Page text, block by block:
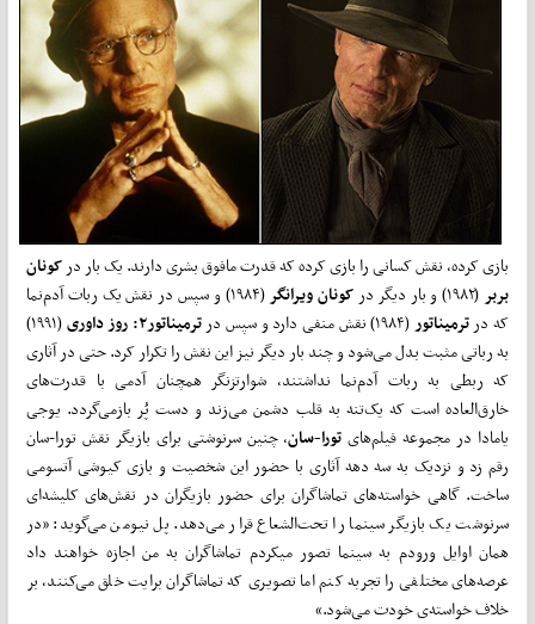
بازی کرده، نقش کسانی را بازی کرده که قدرت مافوق بشری دارند. یک بار در کونان
بربر(۱۹۸۲) و بار دیگر در کونان ویرانگر
(۱۹۸۴) و سپس در نقش یک ربات آدم‌نما
که در ترمیناتور(۱۹۸۴) نقش منفی دارد و سپس در ترمیناتور۲: روز داوری
(۱۹۹۱)
به رباتی مثبت بدل می‌شود و چند بار دیگر نیز این نقش را تکرار کرد. حتی در آثاری
که ربطی به ربات آدم‌نما نداشتند، شوارتزنگر همچنان آدمی با قدرت‌های
خارق‌العاده است که یک‌تنه به قلب دشمن می‌زند و دست پُر بازمی‌گردد. یوجی
یامادا در مجموعه فیلم‌‌هایتورا-سان، چنین سرنوشتی برای بازیگر نقش تورا-سان
رقم زد و نزدیک به سه دهه آثاری با حضور این شخصیت و بازی کیوشی آتسومی
ساخت. گاهی خواسته‌های تماشاگران برای حضور بازیگران در نقش‌های کلیشه‌ای
سرنوشت یک بازیگر سینما را تحت‌الشعاع قرار می‌دهد. پل نیومن می‌گوید: «در
همان اوایل ورودم به سینما تصور می­کردم تماشاگران به من اجازه خواهند داد
عرصه‌های مختلفی را تجربه کنم اما تصویری که تماشاگران برایت خلق می‌کنند، بر
خلاف خواسته‌ی خودت می‌شود.»